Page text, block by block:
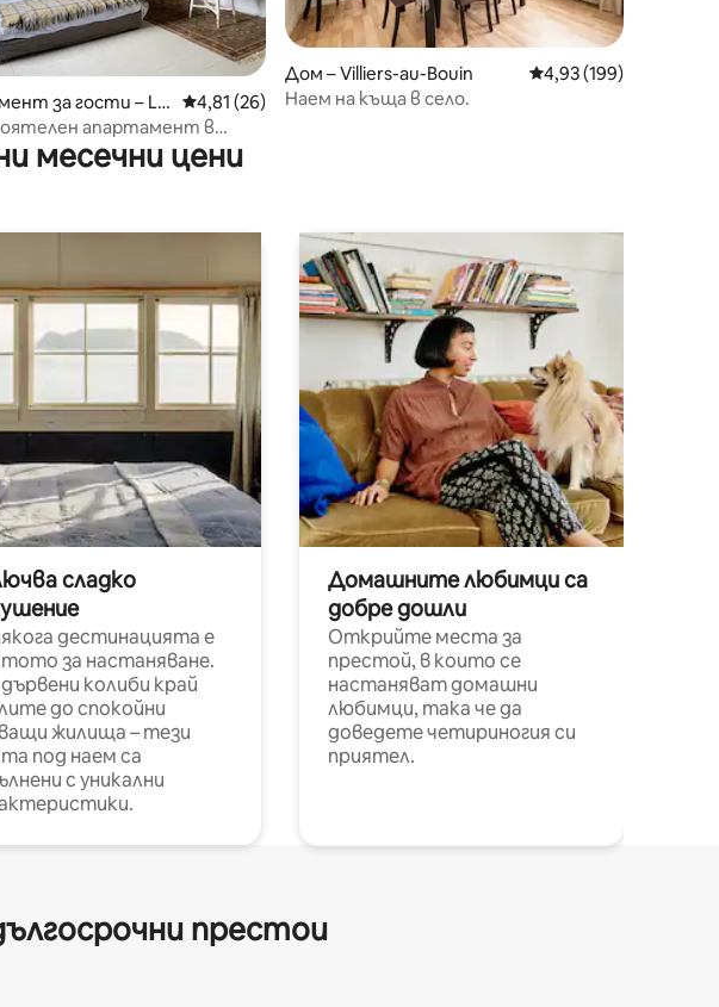
5, 128 отзива
за гости – La
aux-Choux
Средна оценка: 4,81 от 5, 26 отзива
4,81 (26)
апартамент в
на 5 минути от
Дом – Villiers-au-Bouin Средна оценка: 4,93
4,93 (199)
Наем на къща в село.
месечни цени
сладко
дестинацията е
за настаняване.
колиби край
до спокойни
жилища – тези
под наем са
с уникални
Домашните любимци са
добре дошли
Открийте места за
престой, в които се
настаняват домашни
любимци, така че да
доведете четириногия си
приятел.
престои